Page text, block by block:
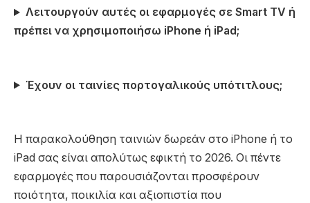
Λειτουργούν αυτές οι εφαρμογές σε Smart TV ή
πρέπει να χρησιμοποιήσω iPhone ή iPad;
Έχουν οι ταινίες πορτογαλικούς υπότιτλους;
Η παρακολούθηση ταινιών δωρεάν στο iPhone ή το
iPad σας είναι απολύτως εφικτή το 2026. Οι πέντε
εφαρμογές που παρουσιάζονται προσφέρουν
ποιότητα, ποικιλία και αξιοπιστία που